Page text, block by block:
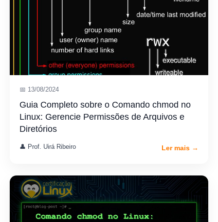
📅 13/08/2024
Guia Completo sobre o Comando chmod no
Linux: Gerencie Permissões de Arquivos e
Diretórios
👤 Prof. Uirá Ribeiro Ler mais →